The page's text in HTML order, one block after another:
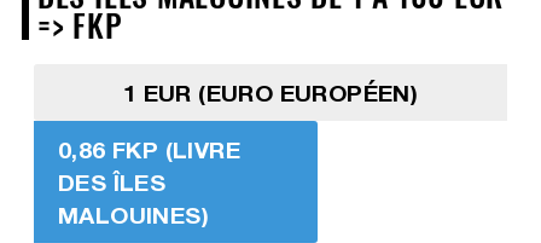
=> FKP
1 EUR (EURO EUROPÉEN)
0,86 FKP (LIVRE
DES ÎLES
MALOUINES)